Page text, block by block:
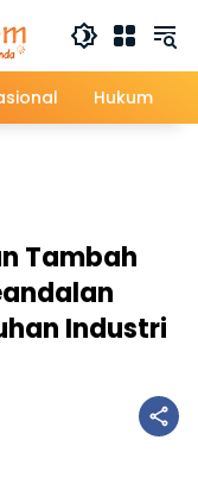
Hukum
Tambah
Industri